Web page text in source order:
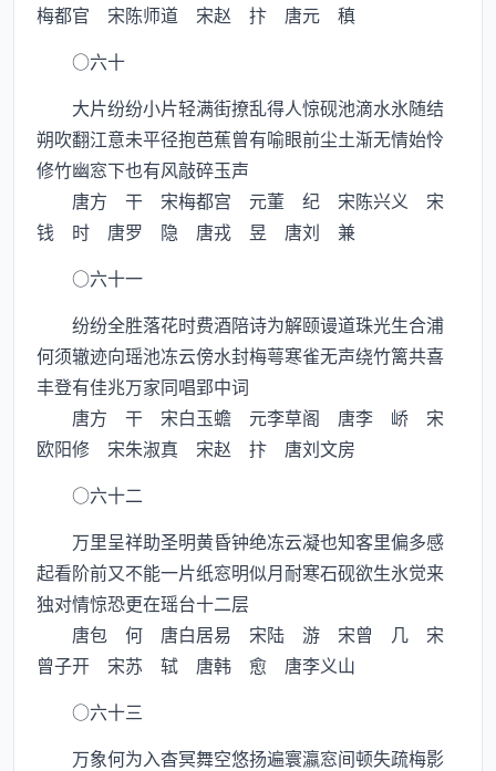
梅都官 宋陈师道 宋赵 抃 唐元 稹
○六十
大片纷纷小片轻满街撩乱得人惊砚池滴水氷随结
朔吹翻江意未平径抱芭蕉曾有喻眼前尘土渐无情始怜
修竹幽窓下也有风敲碎玉声
唐方 干 宋梅都宫 元董 纪 宋陈兴义 宋
钱 时 唐罗 隐 唐戎 昱 唐刘 兼
○六十一
纷纷全胜落花时费酒陪诗为解颐谩道珠光生合浦
何须辙迹向瑶池冻云傍水封梅萼寒雀无声绕竹篱共喜
丰登有佳兆万家同唱郢中词
唐方 干 宋白玉蟾 元李草阁 唐李 峤 宋
欧阳修 宋朱淑真 宋赵 抃 唐刘文房
○六十二
万里呈祥助圣明黄昏钟绝冻云凝也知客里偏多感
起看阶前又不能一片纸窓明似月耐寒石砚欲生氷觉来
独对情惊恐更在瑶台十二层
唐包 何 唐白居易 宋陆 游 宋曾 几 宋
曾子开 宋苏 轼 唐韩 愈 唐李义山
○六十三
万象何为入杳冥舞空悠扬遍寰瀛窓间顿失疏梅影